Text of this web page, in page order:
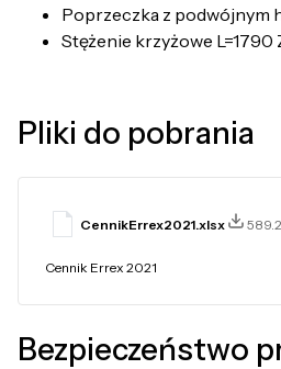
Poprzeczka z podwójnym
Stężenie krzyżowe L=1790
Pliki do pobrania
CennikErrex2021.xlsx
Cennik Errex 2021
Bezpieczeństwo